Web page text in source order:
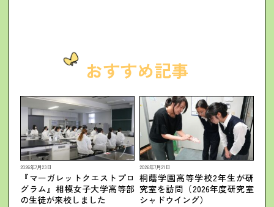
おすすめ記事
2026年7月23日
『マーガレットクエストプロ
グラム』相模女子大学高等部
の生徒が来校しました
2026年7月21日
桐蔭学園高等学校2年生が研
究室を訪問（2026年度研究室
シャドウイング）